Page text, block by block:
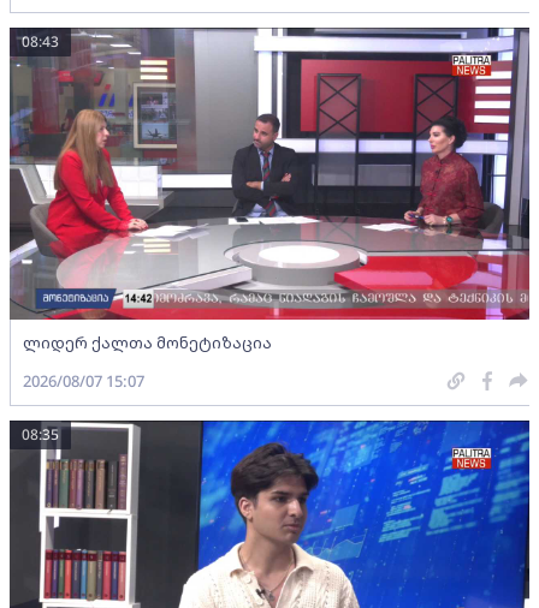
ლიდერ ქალთა მონეტიზაცია
08:43
2026/08/07 15:07
08:35